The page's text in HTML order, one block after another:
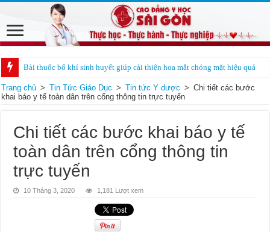
Bài thuốc bổ khí sinh huyết giúp cải thiện hoa mắt chóng mặt hiệu quả
Trang chủ > Tin Tức Giáo Dục > Tin tức Y dược > Chi tiết các bước
khai báo y tế toàn dân trên cổng thông tin trực tuyến
Chi tiết các bước khai báo y tế
toàn dân trên cổng thông tin
trực tuyến
10 Tháng 3, 2020 1,181 Lượt xem